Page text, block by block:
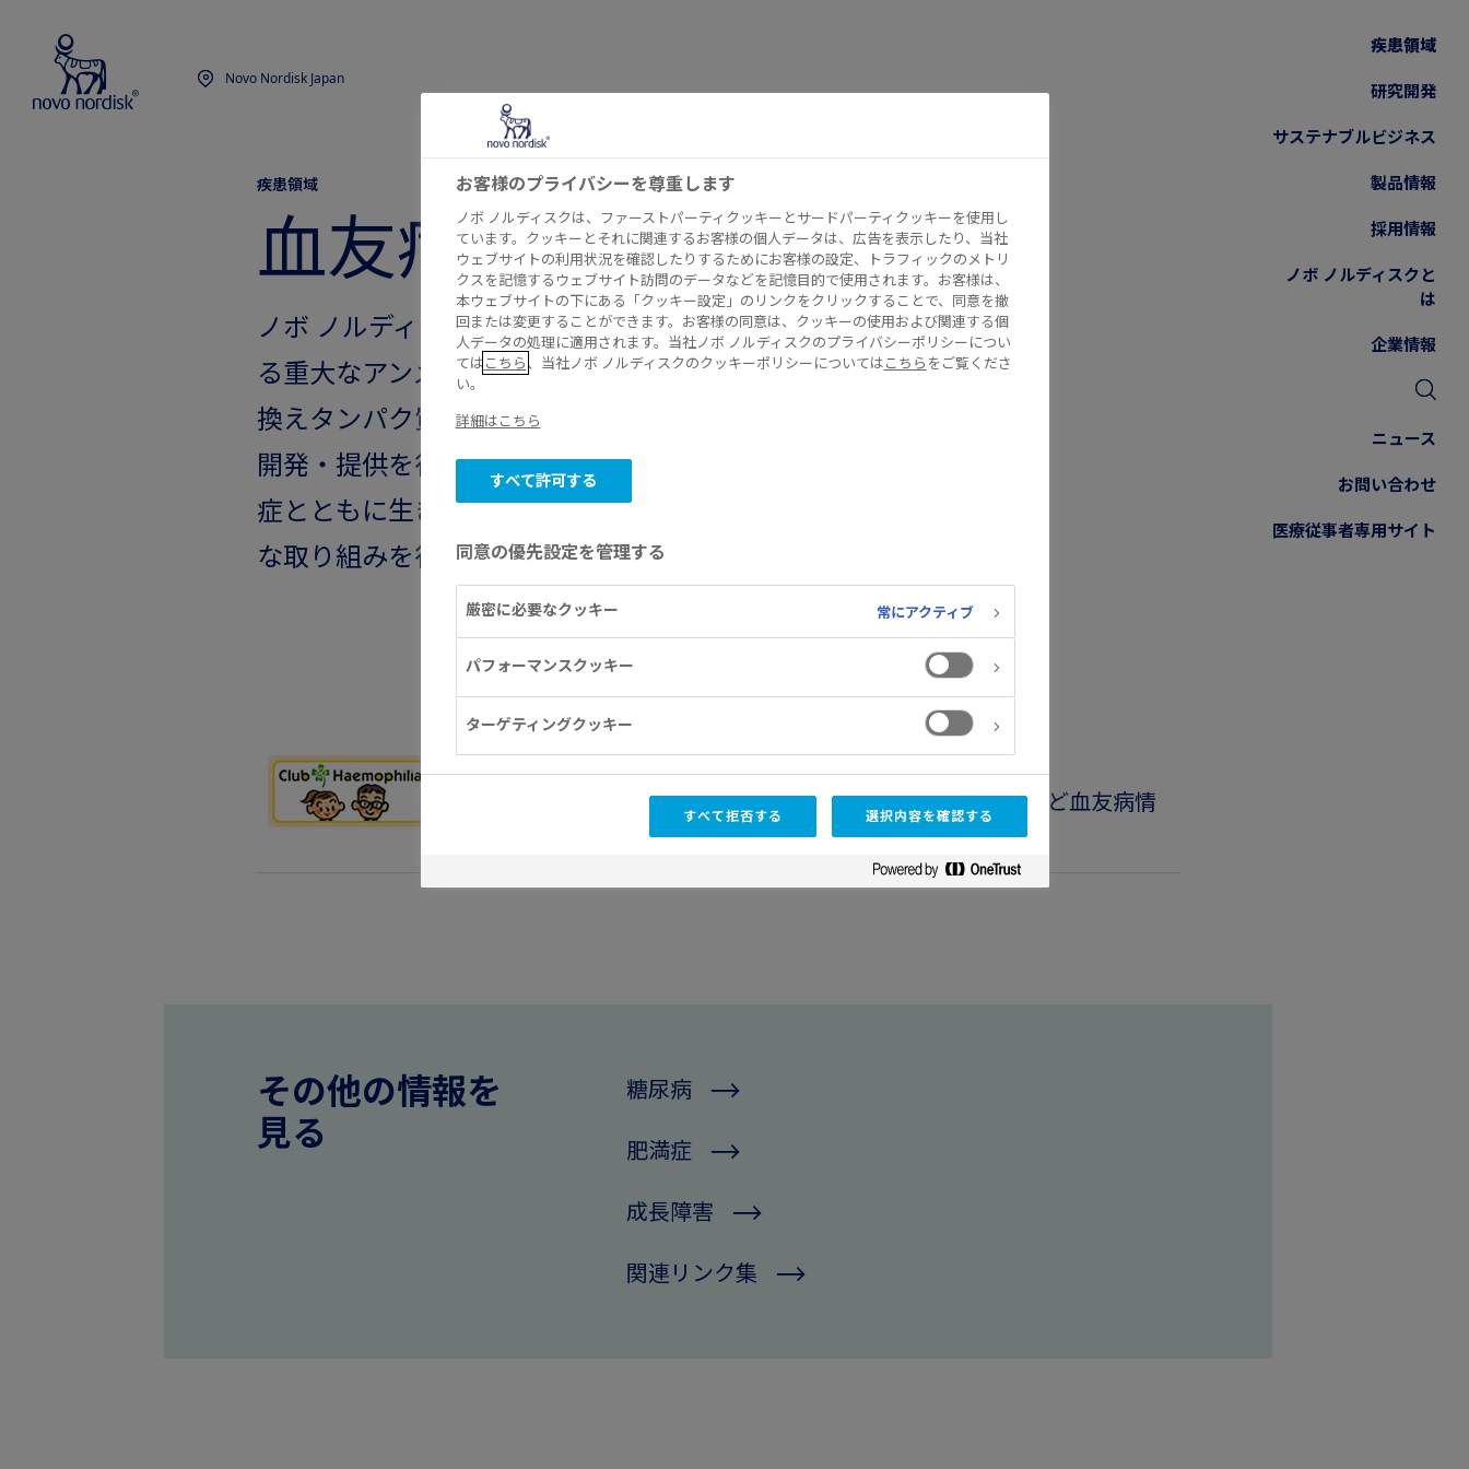
Novo Nordisk Japan
疾患領域
研究開発
サステナブルビジネス
製品情報
採用情報
ノボ ノルディスクと
は
企業情報
ニュース
お問い合わせ
医療従事者専用サイト
疾患領域
血友病
ノボ ノルディスクは血友病や血液凝固異常症の止血治療におけ
る重大なアンメットメディカルニーズに応えるため、遺伝子組
換えタンパク質の開発・製造の知見を活用し、治療薬の研究・
開発・提供を行っています。私たちは、血友病や血液凝固異常
症とともに生きる人々の治療と人生に貢献するためのさまざま
な取り組みを行っています。
クラブヘモフィリア
血友病ってどんな病気？ ニュースレター、医療申請ガイドなど血友病情
報を掲載したサイトです。
その他の情報を
見る
糖尿病
肥満症
成長障害
関連リンク集
お客様のプライバシーを尊重します
ノボ ノルディスクは、ファーストパーティクッキーとサードパーティクッキーを使用し
ています。クッキーとそれに関連するお客様の個人データは、広告を表示したり、当社
ウェブサイトの利用状況を確認したりするためにお客様の設定、トラフィックのメトリ
クスを記憶するウェブサイト訪問のデータなどを記憶目的で使用されます。お客様は、
本ウェブサイトの下にある「クッキー設定」のリンクをクリックすることで、同意を撤
回または変更することができます。お客様の同意は、クッキーの使用および関連する個
人データの処理に適用されます。当社ノボ ノルディスクのプライバシーポリシーについ
ては こちら 、当社ノボ ノルディスクのクッキーポリシーについてはこちら をご覧くださ
い。
詳細はこちら
すべて許可する
同意の優先設定を管理する
厳密に必要なクッキー 常にアクティブ
パフォーマンスクッキー
ターゲティングクッキー
すべて拒否する 選択内容を確認する